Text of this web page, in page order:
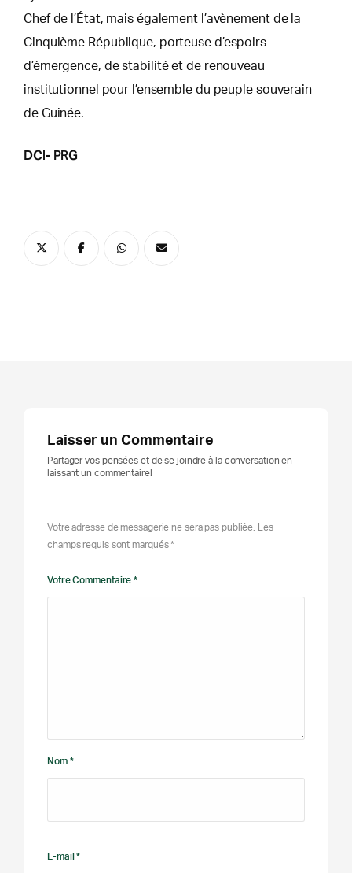
Chef de l’État, mais également l’avènement de la
Cinquième République, porteuse d’espoirs
d’émergence, de stabilité et de renouveau
institutionnel pour l’ensemble du peuple souverain
de Guinée.
DCI- PRG
Laisser un Commentaire
Partager vos pensées et de se joindre à la conversation en
laissant un commentaire!
Votre adresse de messagerie ne sera pas publiée. Les
champs requis sont marqués *
Votre Commentaire *
Nom *
E-mail *